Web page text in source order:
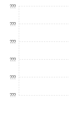
???
???
???
???
???
???